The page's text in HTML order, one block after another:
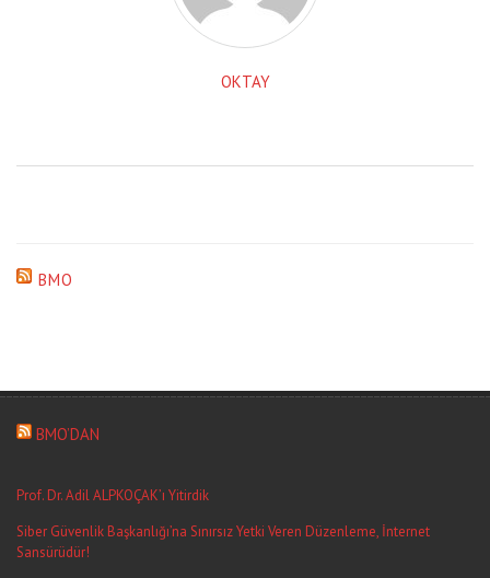
OKTAY
BMO
BMO’DAN
Prof. Dr. Adil ALPKOÇAK’ı Yitirdik
Siber Güvenlik Başkanlığı’na Sınırsız Yetki Veren Düzenleme, İnternet
Sansürüdür!